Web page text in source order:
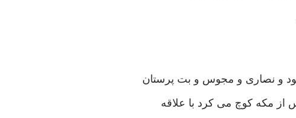
و نصاری و مجوس و بت پرستان
مکه کوچ می کرد با علاقه